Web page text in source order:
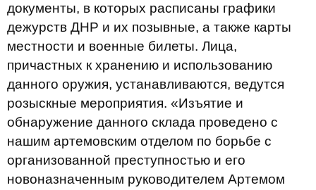
документы, в которых расписаны графики
дежурств ДНР и их позывные, а также карты
местности и военные билеты. Лица,
причастных к хранению и использованию
данного оружия, устанавливаются, ведутся
розыскные мероприятия. «Изъятие и
обнаружение данного склада проведено с
нашим артемовским отделом по борьбе с
организованной преступностью и его
новоназначенным руководителем Артемом